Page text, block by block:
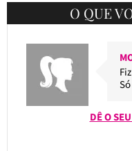
O QUE
DÊ O